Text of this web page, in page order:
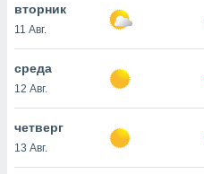
cookie
в
ВЫ
вторник
11 Авг.
среда
12 Авг.
четверг
13 Авг.